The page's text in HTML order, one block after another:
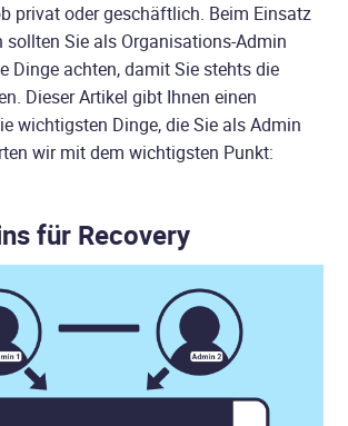
privat oder geschäftlich. Beim Einsatz
sollten Sie als Organisations-Admin
Dinge achten, damit Sie stehts die
Dieser Artikel gibt Ihnen einen
wichtigsten Dinge, die Sie als Admin
wir mit dem wichtigsten Punkt:
für Recovery